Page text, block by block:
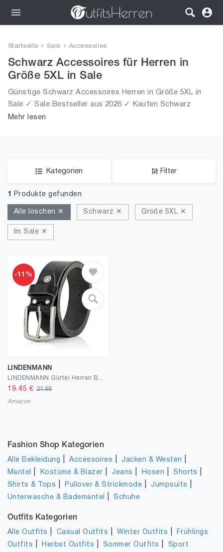
Bekleidung
Schuhe
Startseite Sale Accessoires
Schwarz Accessoires für Herren in
Größe 5XL in Sale
Günstige Schwarz Accessoires Herren in Größe 5XL in
Sale ✓ Sale Bestseller aus 2026 ✓ Kaufen Schwarz
Accessoires für Männer in Größe 5XL in Sale!
Mehr lesen
Kategorien Filter
1 Produkte gefunden
Alle löschen ✕ Schwarz ✕ Größe 5XL ✕
Im Sale ✕
-11%
LINDENMANN
19.45 €21.95
Amazon
Fashion Shop Kategorien
Alle Bekleidung |Accessoires |Jacken & Westen
Mäntel Kostüme & Blazer |Jeans Hosen |Shorts
Shirts & Tops Pullover & Strickmode |Jumpsuits
Unterwäsche & Bademäntel |Schuhe
Outfits Kategorien
Alle Outfits Casual Outfits |Winter Outfits
Frühlings
Outfits
Herbst Outfits Sommer Outfits
Sport